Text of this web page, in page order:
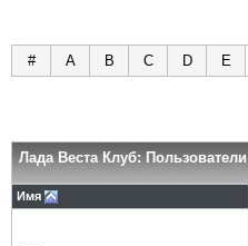
# A B C D E
Лада Веста Клуб: Пользователи
Имя